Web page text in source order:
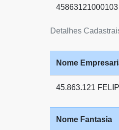
Detalhes
45863121000103
Nome
45.863.121
Nome Fantasia